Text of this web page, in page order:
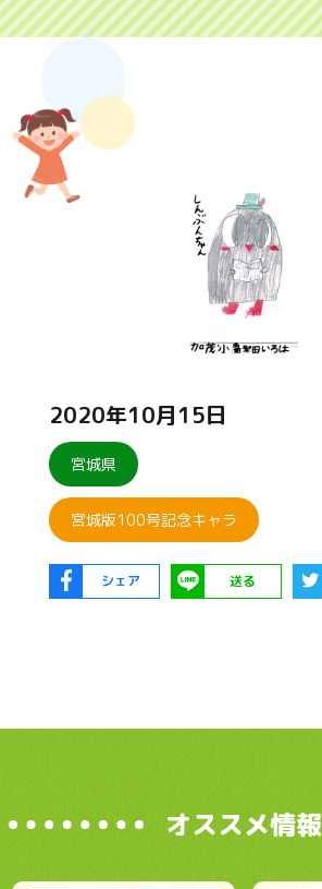
2020年10月15日
宮城県
宮城版100号記念キャラ
シェア 送る
オススメ情報